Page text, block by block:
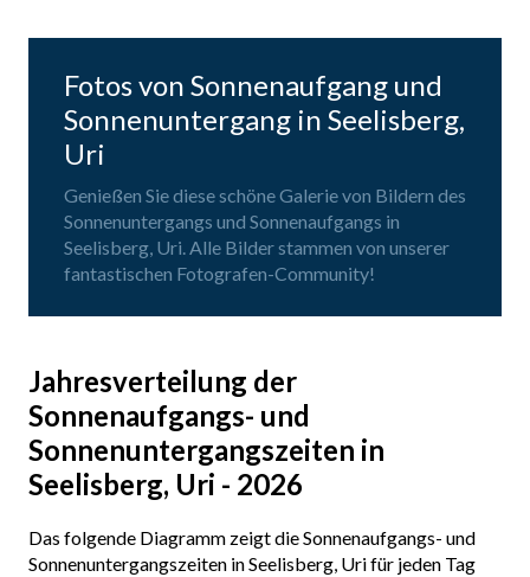
Fotos von Sonnenaufgang und
Sonnenuntergang in Seelisberg,
Uri
Genießen Sie diese schöne Galerie von Bildern des
Sonnenuntergangs und Sonnenaufgangs in
Seelisberg, Uri. Alle Bilder stammen von unserer
fantastischen Fotografen-Community!
Jahresverteilung der
Sonnenaufgangs- und
Sonnenuntergangszeiten in
Seelisberg, Uri - 2026
Das folgende Diagramm zeigt die Sonnenaufgangs- und
Sonnenuntergangszeiten in Seelisberg, Uri für jeden Tag